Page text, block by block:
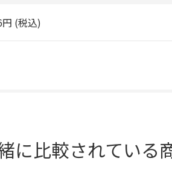
(税込)
に比較されている